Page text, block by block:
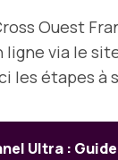
Ouest
via le
les étapes à
Ultra :